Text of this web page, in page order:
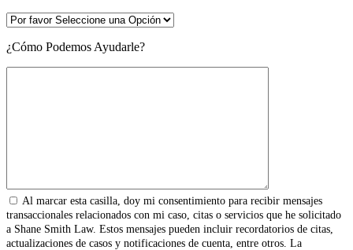
¿Cómo Podemos Ayudarle?
Al marcar esta casilla, doy mi consentimiento para recibir mensajes
transaccionales relacionados con mi caso, citas o servicios que he solicitado
a Shane Smith Law. Estos mensajes pueden incluir recordatorios de citas,
actualizaciones de casos y notificaciones de cuenta, entre otros. La